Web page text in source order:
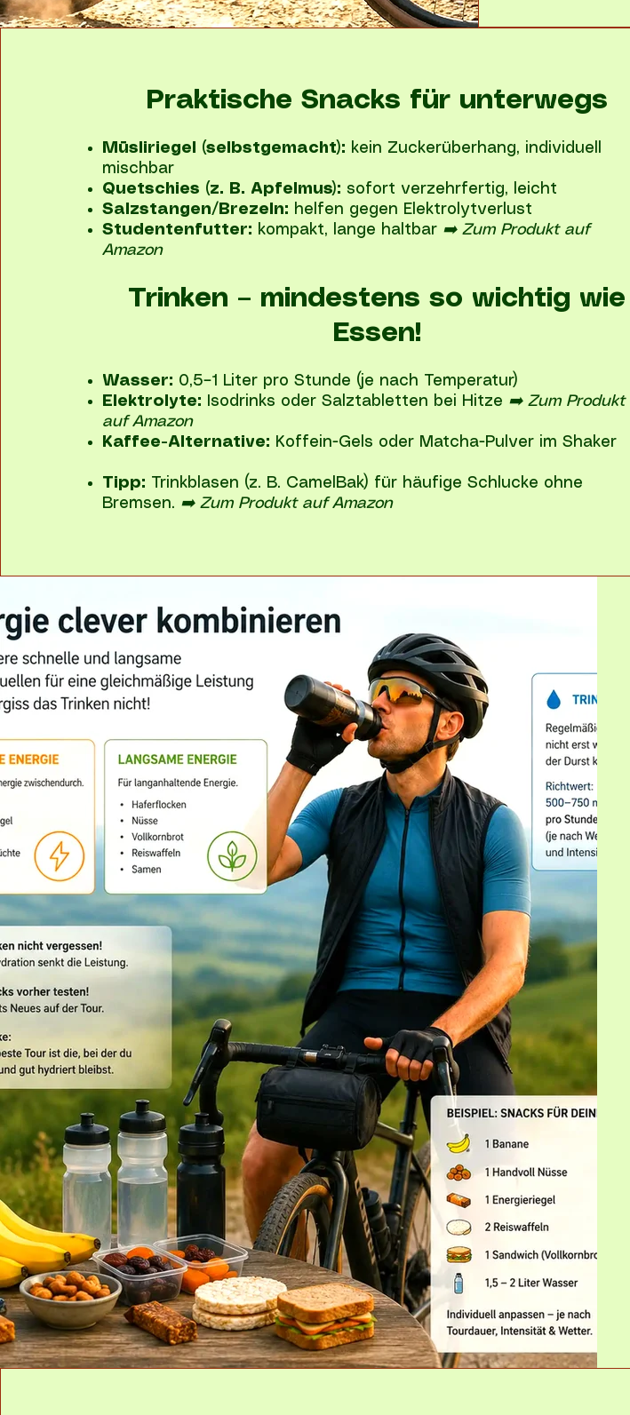
Praktische Snacks für unterwegs
Müsliriegel (selbstgemacht): kein Zuckerüberhang, individuell
mischbar
Quetschies (z. B. Apfelmus): sofort verzehrfertig, leicht
Salzstangen/Brezeln: helfen gegen Elektrolytverlust
Studentenfutter: kompakt, lange haltbar ➡️ Zum Produkt auf
Amazon
Trinken – mindestens so wichtig wie
Essen!
Wasser: 0,5–1 Liter pro Stunde (je nach Temperatur)
Elektrolyte: Isodrinks oder Salztabletten bei Hitze ➡️ Zum Produkt
auf Amazon
Kaffee-Alternative: Koffein-Gels oder Matcha-Pulver im Shaker
Tipp: Trinkblasen (z. B. CamelBak) für häufige Schlucke ohne
Bremsen. ➡️ Zum Produkt auf Amazon